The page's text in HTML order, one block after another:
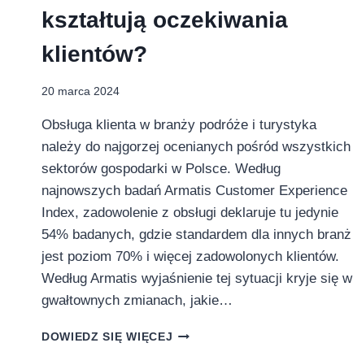
kształtują oczekiwania
klientów?
20 marca 2024
Obsługa klienta w branży podróże i turystyka
należy do najgorzej ocenianych pośród wszystkich
sektorów gospodarki w Polsce. Według
najnowszych badań Armatis Customer Experience
Index, zadowolenie z obsługi deklaruje tu jedynie
54% badanych, gdzie standardem dla innych branż
jest poziom 70% i więcej zadowolonych klientów.
Według Armatis wyjaśnienie tej sytuacji kryje się w
gwałtownych zmianach, jakie…
DOWIEDZ SIĘ WIĘCEJ CX